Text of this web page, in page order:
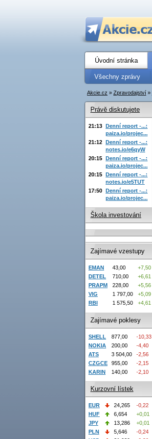
Úvodní stránka
Všechny zprávy
Akcie.cz » Zpravodajství »
Právě diskutujete
21:13 Denní report -...:
paiza.io/projec...
21:12 Denní report -...:
notes.io/e6qyW
20:15 Denní report -...:
paiza.io/projec...
20:15 Denní report -...:
notes.io/e5TUT
17:50 Denní report -...:
paiza.io/projec...
Škola investování
Zajímavé vzestupy
EMAN 43,00
+7,50
DETEL
710,00
+6,61
PRAPM
228,00
+5,56
VIG
1 797,00
+5,09
RBI
1 575,50 +4,61
Zajímavé poklesy
SHELL 877,00
-10,33
NOKIA
200,00
-4,40
ATS
3 504,00
-2,56
CZGCE
955,00
-2,15
KARIN
140,00 -2,10
Kurzovní lístek
EUR 24,265
-0,22
HUF
6,654
+0,01
JPY
13,286
+0,01
PLN
5,646
-0,24